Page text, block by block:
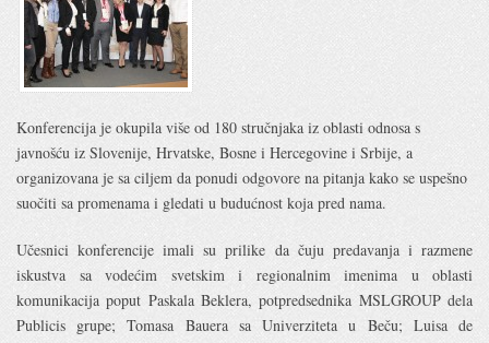
Konferencija je okupila više od 180 stručnjaka iz oblasti odnosa s
javnošću iz Slovenije, Hrvatske, Bosne i Hercegovine i Srbije, a
organizovana je sa ciljem da ponudi odgovore na pitanja kako se uspešno
suočiti sa promenama i gledati u budućnost koja pred nama.
Učesnici konferencije imali su prilike da čuju predavanja i razmene
iskustva sa vodećim svetskim i regionalnim imenima u oblasti
komunikacija poput Paskala Beklera, potpredsednika MSLGROUP dela
Publicis grupe; Tomasa Bauera sa Univerziteta u Beču; Luisa de